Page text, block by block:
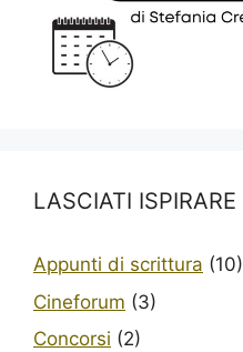
LASCIATI ISPIRARE
Appunti di scrittura (10)
Cineforum (3)
Concorsi (2)